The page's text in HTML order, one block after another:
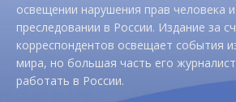
освещении нарушения прав человека
преследовании в России. Издание за
корреспондентов освещает события
мира, но большая часть его
работать в России.